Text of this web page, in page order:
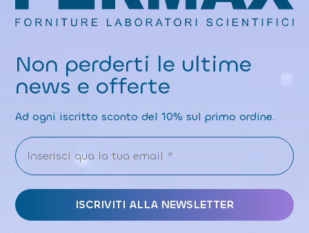
Non perderti le ultime
news e offerte
Ad ogni iscritto sconto del 10% sul primo ordine.